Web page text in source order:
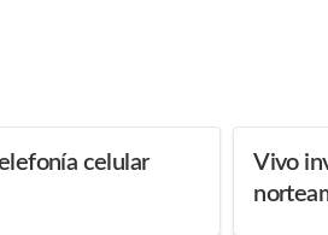
celular
Vivo